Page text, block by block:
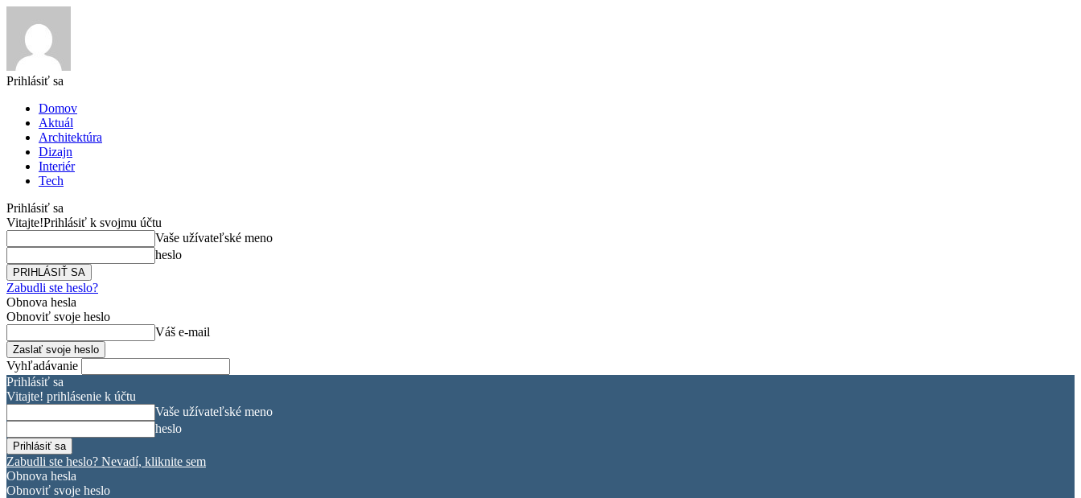
Prihlásiť sa
Domov
Aktuál
Architektúra
Dizajn
Interiér
Tech
Prihlásiť sa
Vitajte!Prihlásiť k svojmu účtu
Vaše užívateľské meno
heslo
Zabudli ste heslo?
Obnova hesla
Obnoviť svoje heslo
Váš e-mail
Vyhľadávanie
Prihlásiť sa
Vitajte! prihlásenie k účtu
Vaše užívateľské meno
heslo
Zabudli ste heslo? Nevadí, kliknite sem
Obnova hesla
Obnoviť svoje heslo